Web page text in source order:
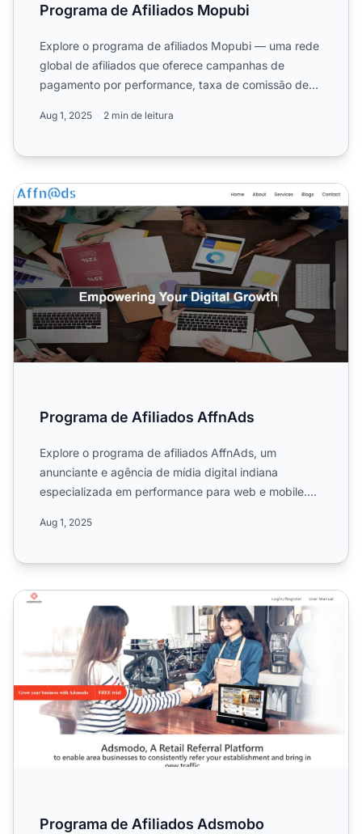
Programa de Afiliados Mopubi
Explore o programa de afiliados Mopubi — uma rede
global de afiliados que oferece campanhas de
pagamento por performance, taxa de comissão de
Aug 1, 2025 2 min de leitura
Programa de Afiliados AffnAds
Programa de Afiliados AffnAds
Explore o programa de afiliados AffnAds, um
anunciante e agência de mídia digital indiana
especializada em performance para web e mobile.
Aug 1, 2025
Programa de Afiliados Adsmobo
Programa de Afiliados Adsmobo